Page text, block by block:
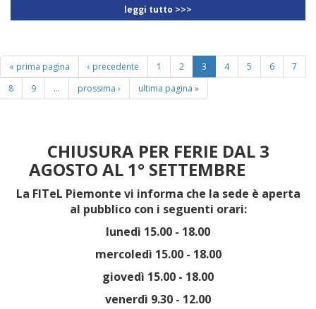
leggi tutto >>>
« prima pagina ‹ precedente 1 2 3 4 5 6
7
8
9 … prossima › ultima pagina »
CHIUSURA PER FERIE DAL 3
AGOSTO AL 1° SETTEMBRE
La FITeL Piemonte vi informa che la sede è aperta
al pubblico con i seguenti orari:
lunedì 15.00 - 18.00
mercoledì 15.00 - 18.00
giovedì 15.00 - 18.00
venerdì 9.30 - 12.00